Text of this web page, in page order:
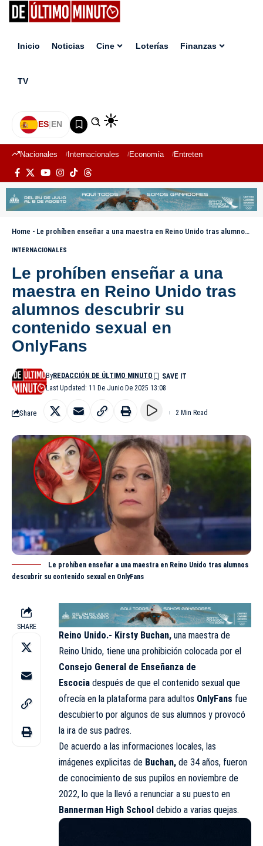
Inicio Noticias Cine Loterías Finanzas
TV
ES|EN
Nacionales Internacionales Economía Entretenimiento
Home - Le prohíben enseñar a una maestra en Reino Unido tras alumnos descubrir su contenido sexual en OnlyFans
INTERNACIONALES
Le prohíben enseñar a una
maestra en Reino Unido tras
alumnos descubrir su
contenido sexual en
OnlyFans
Last Updated: 11 De Junio De 2025 13:08
ByREDACCIÓN DE ÚLTIMO MINUTO
Share 2 Min Read
Le prohíben enseñar a una maestra en Reino Unido tras alumnos
descubrir su contenido sexual en OnlyFans
SHARE
Reino Unido.- Kirsty Buchan, una maestra de
Reino Unido, tiene una prohibición colocada por el
Consejo General de Enseñanza de
Escocia después de que el contenido sexual que
ofrecía en la plataforma para adultos OnlyFans fue
descubierto por algunos de sus alumnos y provocó
la ira de sus padres.
De acuerdo a las informaciones locales, las
imágenes explicitas de Buchan, de 34 años, fueron
de conocimiento de sus pupilos en noviembre de
2022, lo que la llevó a renunciar a su puesto en
Bannerman High School debido a varias quejas.